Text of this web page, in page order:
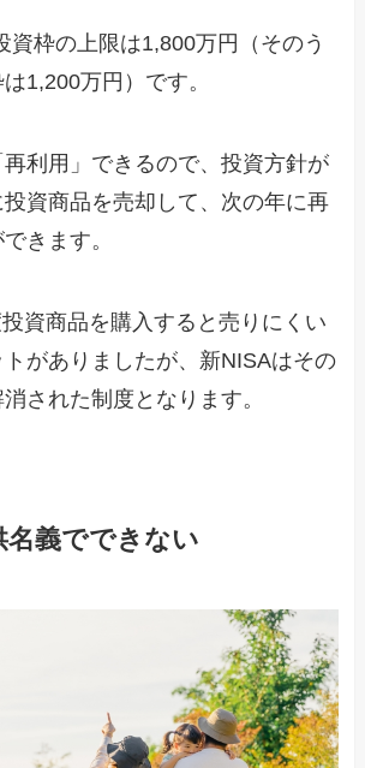
資枠の上限は1,800万円（そのう
1,200万円）です。
利用」できるので、投資方針が
資商品を売却して、次の年に再
きます。
資商品を購入すると売りにくい
がありましたが、新NISAはその
された制度となります。
名義でできない